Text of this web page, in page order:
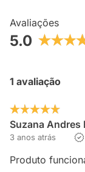
Avaliações
5.0
1 avaliação
Suzana Andres
3 anos atrás
Produto